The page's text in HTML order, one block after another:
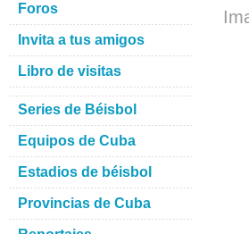
Foros
Invita a tus amigos
Libro de visitas
Series de Béisbol
Equipos de Cuba
Estadios de béisbol
Provincias de Cuba